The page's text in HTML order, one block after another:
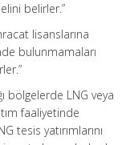
belirler.”
lisanslarına
bulunmamaları
bölgelerde LNG veya
faaliyetinde
tesis yatırımlarını